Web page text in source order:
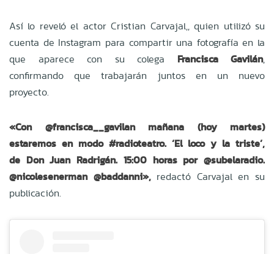
Así lo reveló el actorCristian Carvajal,, quien utilizó su
cuenta de Instagram para compartir una fotografía en la
que aparece con su colega Francisca Gavilán,
confirmando que trabajarán juntos en un nuevo
proyecto.
«Con @francisca__gavilan mañana (hoy martes)
estaremos en modo #radioteatro. ‘El loco y la triste’,
de Don Juan Radrigán. 15:00 horas por @subelaradio.
@nicolesenerman @baddanni»,redactó Carvajal en su
publicación.